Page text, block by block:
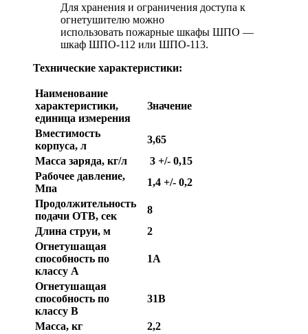
Для хранения и ограничения доступа к
огнетушителю можно
использовать пожарные шкафы ШПО —
шкаф ШПО-112 или ШПО-113.
Технические характеристики:
Наименование
характеристики,
единица измерения
Значение
Вместимость
корпуса, л
3,65
Масса заряда, кг/л
3 +/- 0,15
Рабочее давление,
Мпа
1,4 +/- 0,2
Продолжительность
подачи ОТВ, сек
8
Длина струи, м
2
Огнетушащая
способность по
классу А
1А
Огнетушащая
способность по
классу В
31B
Масса, кг
2,2